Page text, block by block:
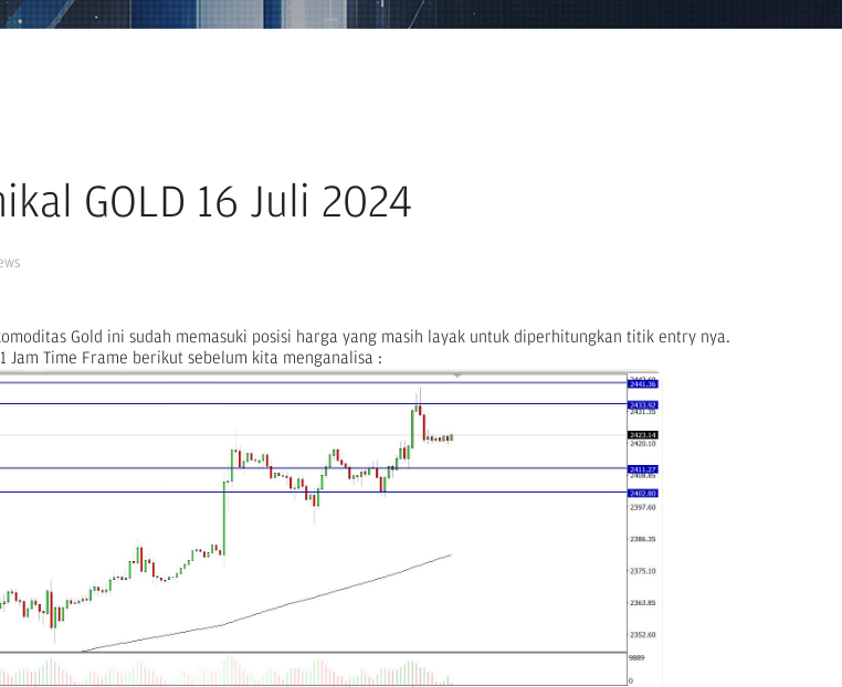
GOLD 16 Juli 2024
Gold ini sudah memasuki posisi harga yang masih layak untuk diperhitungkan titik entry nya.
Jam Time Frame berikut sebelum kita menganalisa :